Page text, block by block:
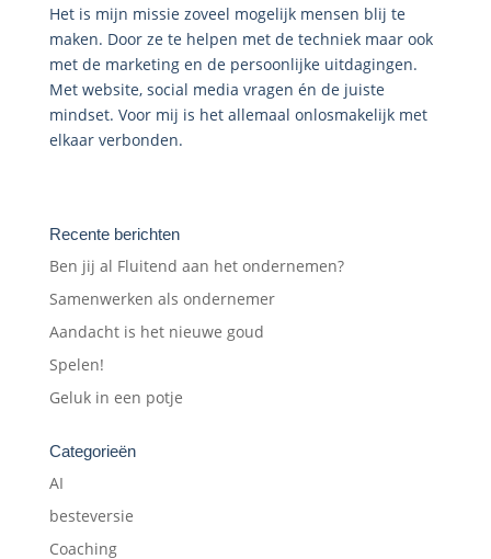
Het is mijn missie zoveel mogelijk mensen blij te
maken. Door ze te helpen met de techniek maar ook
met de marketing en de persoonlijke uitdagingen.
Met website, social media vragen én de juiste
mindset. Voor mij is het allemaal onlosmakelijk met
elkaar verbonden.
Recente berichten
Ben jij al Fluitend aan het ondernemen?
Samenwerken als ondernemer
Aandacht is het nieuwe goud
Spelen!
Geluk in een potje
Categorieën
AI
besteversie
Coaching